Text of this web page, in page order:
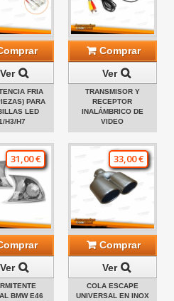
Ver
FRIA
PARA
LED
H3/H7
Comprar
Ver
TRANSMISOR Y
RECEPTOR
INALÁMBRICO DE
VIDEO
31,00 €
Ver
BMW E46
33,00 €
Comprar
Ver
COLA ESCAPE
UNIVERSAL EN INOX